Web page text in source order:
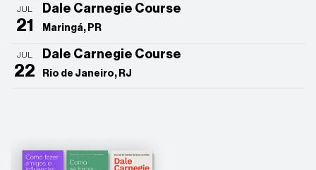
JUL
21
Dale Carnegie Course
Maringá, PR
JUL
22
Dale Carnegie Course
Rio de Janeiro, RJ